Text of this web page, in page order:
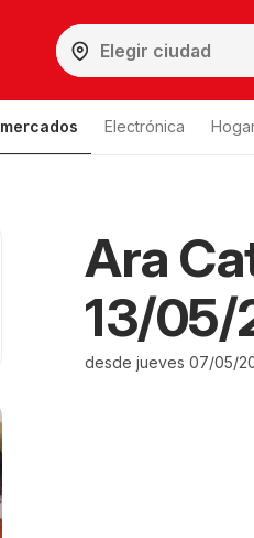
Electrónica
Ara
13/05/
desde jueves 07/05/